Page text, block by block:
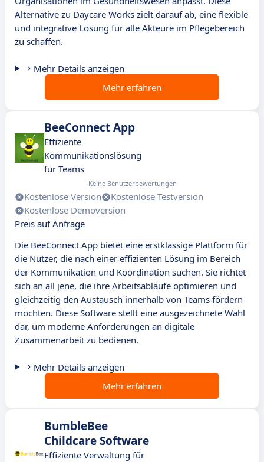
Alternative zu Daycare Works zielt darauf ab, eine flexible
und integrative Lösung für alle Akteure im Pflegebereich
zu schaffen.
Mehr Details anzeigen
Mehr erfahren
BeeConnect App
Effiziente
Kommunikationslösung
für Teams
Keine Benutzerbewertungen
Kostenlose Version
Kostenlose Testversion
Kostenlose Demoversion
Preis auf Anfrage
Die BeeConnect App bietet eine erstklassige Plattform für
die Nutzer, die nach einer effizienten Lösung im Bereich
der Kommunikation und Koordination suchen. Sie richtet
sich an all jene, die ihre Arbeitsabläufe optimieren und
gleichzeitig den Austausch innerhalb von Teams fördern
möchten. Diese Software stellt eine ausgezeichnete Wahl
dar, um moderne Anforderungen an digitale
Zusammenarbeit zu bedienen.
Mehr Details anzeigen
Mehr erfahren
BumbleBee
Childcare Software
Effiziente Verwaltung für